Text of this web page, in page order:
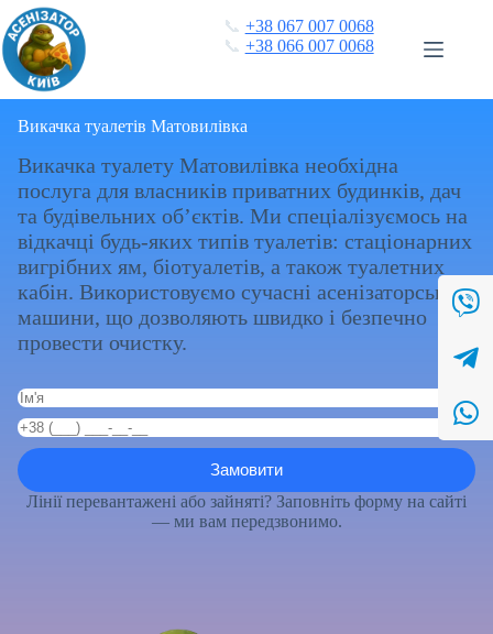
Перейти
до
вмісту
📞 +38 067 007 0068
📞 +38 066 007 0068
Викачка туалетів Матовилівка
Викачка туалету Матовилівка необхідна
послуга для власників приватних будинків, дач
та будівельних об’єктів. Ми спеціалізуємось на
відкачці будь-яких типів туалетів: стаціонарних
вигрібних ям, біотуалетів, а також туалетних
кабін. Використовуємо сучасні асенізаторські
машини, що дозволяють швидко і безпечно
провести очистку.
Лінії перевантажені або зайняті? Заповніть форму на сайті
— ми вам передзвонимо.